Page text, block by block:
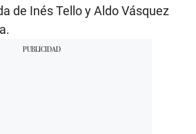
de Inés Tello y Aldo Vásquez